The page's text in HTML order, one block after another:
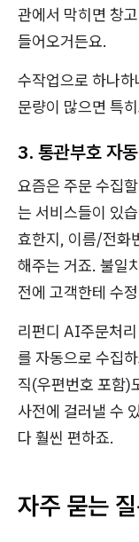
관에서 막히면 창
들어오거든요.
수작업으로 하나
문량이 많으면 특
3. 통관부호 자
요즘은 주문 수집
는 서비스들이 있
효한지, 이름/전화
해주는 거죠. 불일
전에 고객한테 수
리펀디 AI주문처
를 자동으로 수집
직(우편번호 포함)
사전에 걸러낼 수
다 훨씬 편하죠.
자주 묻는